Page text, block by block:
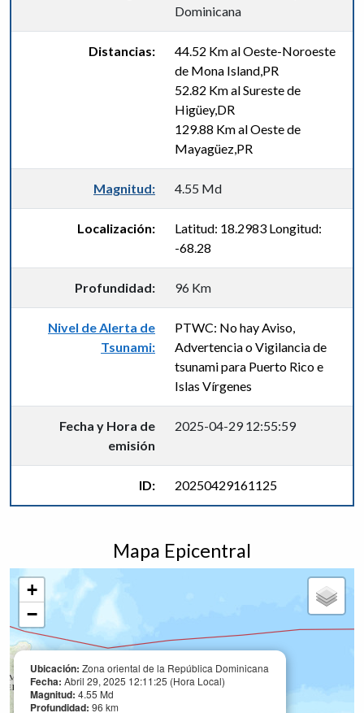
Dominicana
Distancias:
44.52 Km al Oeste-Noroeste
de Mona Island,PR
52.82 Km al Sureste de
Higüey,DR
129.88 Km al Oeste de
Mayagüez,PR
Magnitud: 4.55 Md
Localización:
Latitud: 18.2983 Longitud:
-68.28
Profundidad: 96 Km
Nivel de Alerta de
Tsunami:
PTWC: No hay Aviso,
Advertencia o Vigilancia de
tsunami para Puerto Rico e
Islas Vírgenes
Fecha y Hora de
emisión
2025-04-29 12:55:59
ID: 20250429161125
Mapa Epicentral
Ubicación: Zona oriental de la República Dominicana
Fecha: Abril 29, 2025 12:11:25 (Hora Local)
Magnitud: 4.55 Md
Profundidad: 96 km
+
−